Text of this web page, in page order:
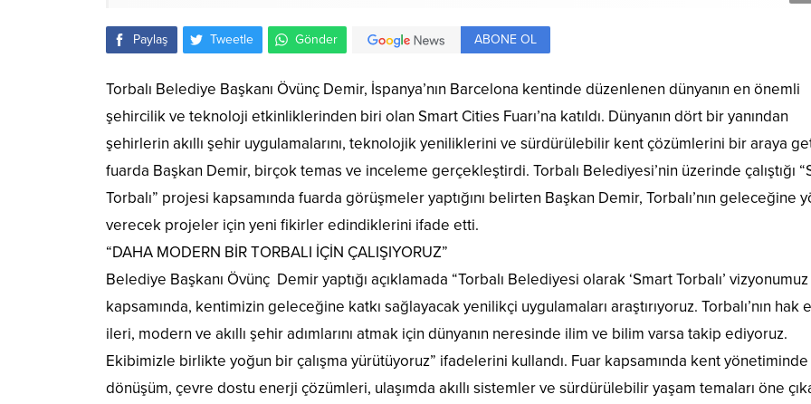
Paylaş Tweetle Gönder ABONE OL
Torbalı Belediye Başkanı Övünç Demir, İspanya’nın Barcelona kentinde düzenlenen dünyanın en önemli
şehircilik ve teknoloji etkinliklerinden biri olan Smart Cities Fuarı’na katıldı. Dünyanın dört bir yanından
şehirlerin akıllı şehir uygulamalarını, teknolojik yeniliklerini ve sürdürülebilir kent çözümlerini bir araya
fuarda Başkan Demir, birçok temas ve inceleme gerçekleştirdi. Torbalı Belediyesi’nin üzerinde çalıştığı
Torbalı” projesi kapsamında fuarda görüşmeler yaptığını belirten Başkan Demir, Torbalı’nın geleceğine
verecek projeler için yeni fikirler edindiklerini ifade etti.
“DAHA MODERN BİR TORBALI İÇİN ÇALIŞIYORUZ”
Belediye Başkanı Övünç Demir yaptığı açıklamada “Torbalı Belediyesi olarak ‘Smart Torbalı’ vizyonumuz
kapsamında, kentimizin geleceğine katkı sağlayacak yenilikçi uygulamaları araştırıyoruz. Torbalı’nın hak
ileri, modern ve akıllı şehir adımlarını atmak için dünyanın neresinde ilim ve bilim varsa takip ediyoruz.
Ekibimizle birlikte yoğun bir çalışma yürütüyoruz” ifadelerini kullandı. Fuar kapsamında kent
dönüşüm, çevre dostu enerji çözümleri, ulaşımda akıllı sistemler ve sürdürülebilir yaşam temaları öne